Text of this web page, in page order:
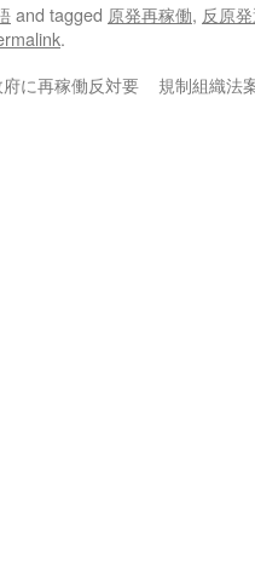
and tagged 原発再稼働, 反原
.
に再稼働反対要
規制組織法